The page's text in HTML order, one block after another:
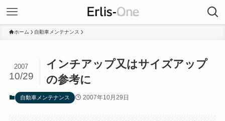
ホーム 自動車メンテナンス
インチアップ又はサイズアップ
の参考に
2007
10/29
自動車メンテナンス 2007年10月29日